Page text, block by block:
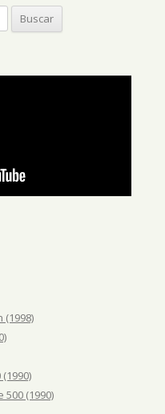
(1998)
500 (1990)